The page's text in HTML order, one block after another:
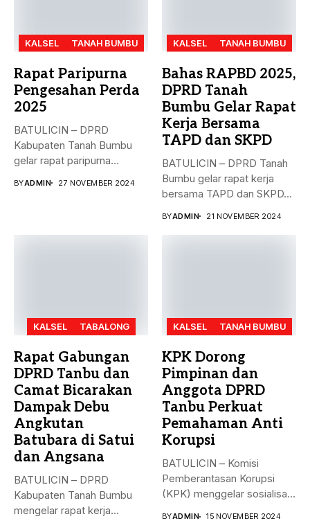
KALSEL TANAH BUMBU
Rapat Paripurna
Pengesahan Perda
2025
BATULICIN – DPRD
Kabupaten Tanah Bumbu
gelar rapat paripurna
BYADMIN 27 NOVEMBER 2024
KALSEL TANAH BUMBU
Bahas RAPBD 2025,
DPRD Tanah
Bumbu Gelar Rapat
Kerja Bersama
TAPD dan SKPD
BATULICIN – DPRD Tanah
Bumbu gelar rapat kerja
bersama TAPD dan SKPD...
BYADMIN 21 NOVEMBER 2024
KALSEL TABALONG
Rapat Gabungan
DPRD Tanbu dan
Camat Bicarakan
Dampak Debu
Angkutan
Batubara di Satui
dan Angsana
BATULICIN – DPRD
Kabupaten Tanah Bumbu
mengelar rapat kerja
KALSEL TANAH BUMBU
KPK Dorong
Pimpinan dan
Anggota DPRD
Tanbu Perkuat
Pemahaman Anti
Korupsi
BATULICIN – Komisi
Pemberantasan Korupsi
(KPK) menggelar sosialisasi
BYADMIN 15 NOVEMBER 2024